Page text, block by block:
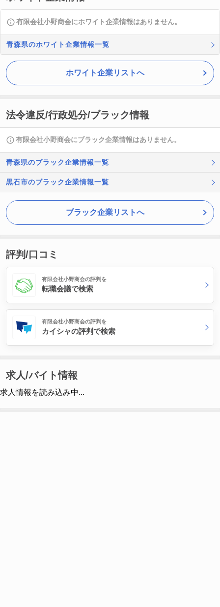
有限会社小野商会にホワイト企業情報はありません。
青森県のホワイト企業情報一覧
ホワイト企業リストへ
法令違反/行政処分/ブラック情報
有限会社小野商会にブラック企業情報はありません。
青森県のブラック企業情報一覧
黒石市のブラック企業情報一覧
ブラック企業リストへ
評判/口コミ
有限会社小野商会の評判を
転職会議で検索
有限会社小野商会の評判を
カイシャの評判で検索
求人/バイト情報
求人情報を読み込み中...